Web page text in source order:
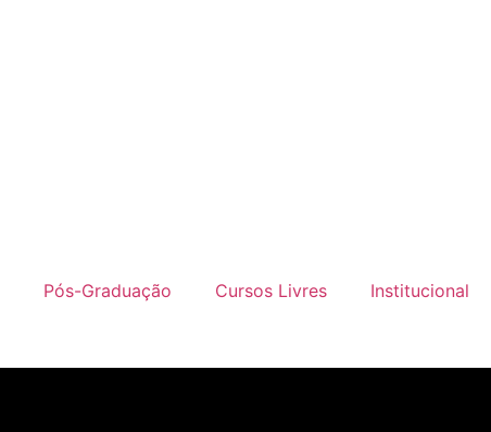
Pós-Graduação Cursos Livres Institucional